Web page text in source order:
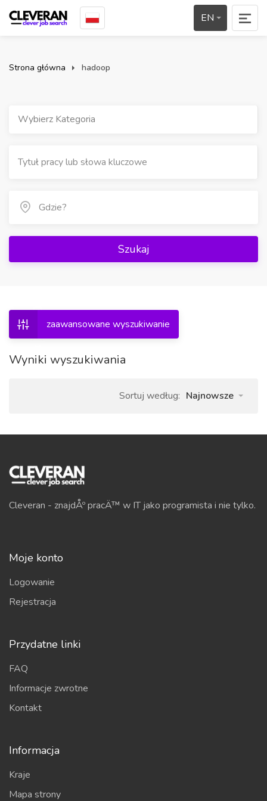
EN
Strona główna hadoop
Wybierz Kategoria
Szukaj
zaawansowane wyszukiwanie
Wyniki wyszukiwania
Sortuj według: Najnowsze
Cleveran - znajdÅº pracÄ™ w IT jako programista i nie tylko.
Moje konto
Logowanie
Rejestracja
Przydatne linki
FAQ
Informacje zwrotne
Kontakt
Informacja
Kraje
Mapa strony